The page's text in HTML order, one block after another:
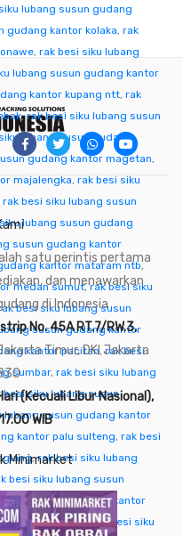
lubang susun gudang
gudang kantor kolaka, rak
, rak besi siku lubang
lubang susun gudang kantor
kantor kupang ntt, rak
,rak besi siku lubang susun
lubang susun gudang
gudang kantor magetan,
majalengka, rak besi siku
rak besi siku lubang susun
lubang susun gudang
susun gudang kantor
kantor mataram ntb,
medan sumut,rak besi siku
besi siku lubang susun
susun gudang kantor
kantor pacitan,rak besi
sumbar, rak besi siku lubang
besi siku lubang susun
lubang susun gudang kantor
kantor palu sulteng, rak besi
,rak besi siku lubang
besi siku lubang susun
lubang susun gudang kantor
kantor pati,rak besi siku
satu perintis pertama
dan menawarkan
di Indonesia
No. 45A RT.7/RW.3,
Timur, DKI Jakarta
(Kecuali Libur Nasional),
WIB
Minimarket